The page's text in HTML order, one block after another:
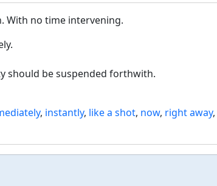
With no time intervening.
should be suspended forthwith.
, instantly, like a shot, now, right away,